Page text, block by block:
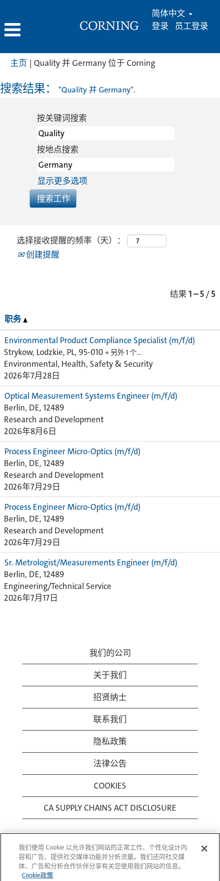
简体中文
登录
员工登录
主页 | Quality 并 Germany 位于 Corning（当
搜索结果： "Quality 并 Germany".
按关键词搜索
按地点搜索
显示更多选项
选择接收提醒的频率（天）：
创建提醒
结果 1 – 5 /5
职务
Environmental Product Compliance Specialist (m/f/d)
Strykow, Lodzkie, PL, 95-010 + 另外 1 个…
Environmental, Health, Safety & Security
2026年7月28日
Optical Measurement Systems Engineer (m/f/d)
Berlin, DE, 12489
Research and Development
2026年8月6日
Process Engineer Micro-Optics (m/f/d)
Berlin, DE, 12489
Research and Development
2026年7月29日
Process Engineer Micro-Optics (m/f/d)
Berlin, DE, 12489
Research and Development
2026年7月29日
Sr. Metrologist/Measurements Engineer (m/f/d)
Berlin, DE, 12489
Engineering/Technical Service
2026年7月17日
我们的公司
关于我们
招贤纳士
联系我们
隐私政策
法律公告
COOKIES
CA SUPPLY CHAINS ACT DISCLOSURE
我们使用 Cookie 以允许我们网站的正常工作、个性化设计内
容和广告、提供社交媒体功能并分析流量。我们还同社交媒
体、广告和分析合作伙伴分享有关您使用我们网站的信息。
Cookie政策